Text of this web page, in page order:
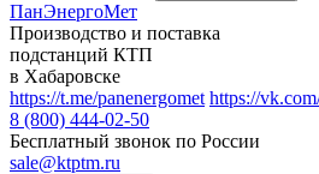
ПанЭнергоМет
Производство и поставка
подстанций КТП
в Хабаровске
https://t.me/panenergomet https://
8 (800) 444-02-50
Бесплатный звонок по России
sale@ktptm.ru